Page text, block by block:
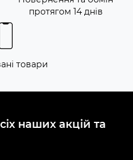
протягом 14 днів
товари
наших акцій та